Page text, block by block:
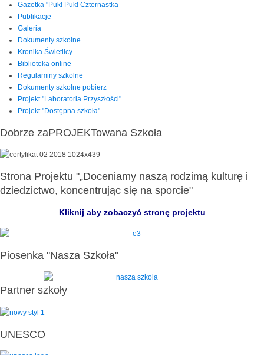
Gazetka "Puk! Puk! Czternastka
Publikacje
Galeria
Dokumenty szkolne
Kronika Świetlicy
Biblioteka online
Regulaminy szkolne
Dokumenty szkolne pobierz
Projekt "Laboratoria Przyszłości"
Projekt "Dostępna szkoła"
Dobrze zaPROJEKTowana Szkoła
Strona Projektu "„Doceniamy naszą rodzimą kulturę i
dziedzictwo, koncentrując się na sporcie"
Kliknij aby zobaczyć stronę projektu
Piosenka "Nasza Szkoła"
Partner szkoły
UNESCO